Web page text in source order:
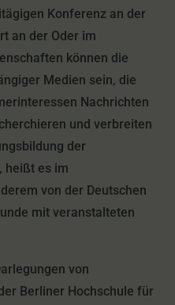
Konferenz an der
an der Oder im
können die
Medien sein, die
Nachrichten
und verbreiten
der
heißt es im
von der Deutschen
mit veranstalteten
von
Berliner Hochschule für